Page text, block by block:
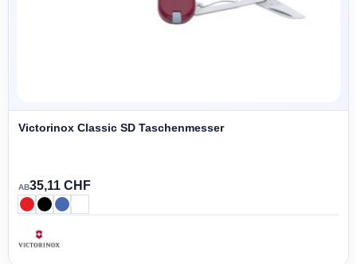
Victorinox Classic SD Taschenmesser
AB35,11 CHF